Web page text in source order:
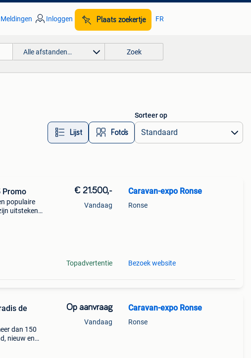
Meldingen Inloggen Plaats zoekertje FR
Alle afstanden… Zoek
Lijst Foto’s
Sorteer op
F 2025 Promo
populaire
uitstekende
€ 21.500,-
Vandaag
Topadvertentie
Caravan-expo Ronse
Ronse
Bezoek website
de
dan 150
nieuw en
Op aanvraag
Vandaag
Caravan-expo Ronse
Ronse